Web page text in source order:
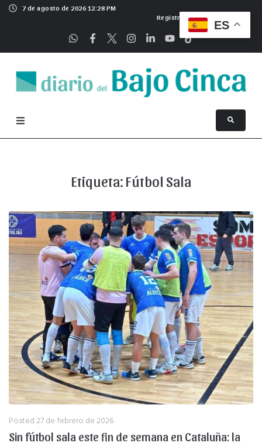
7 de agosto de 2026 12:28 PM
Registrarse
Etiqueta: Fútbol Sala
Posted27 de febrero de 2026
Sin fútbol sala este fin de semana en Cataluña: la
ES